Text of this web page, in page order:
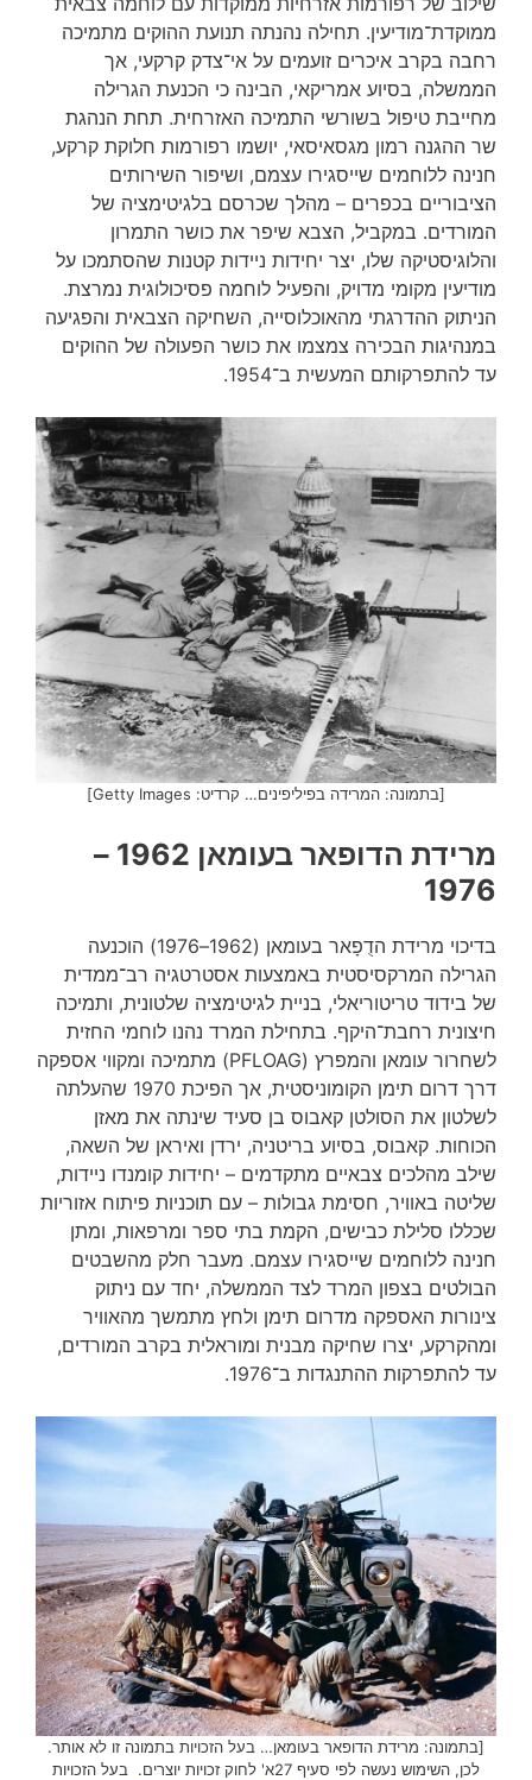
ממוקדת־מודיעין. תחילה נהנתה תנועת ההוקים מתמיכה
רחבה בקרב איכרים זועמים על אי־צדק קרקעי, אך
הממשלה, בסיוע אמריקאי, הבינה כי הכנעת הגרילה
מחייבת טיפול בשורשי התמיכה האזרחית. תחת הנהגת
שר ההגנה רמון מגסאיסאי, יושמו רפורמות חלוקת קרקע,
חנינה ללוחמים שייסגירו עצמם, ושיפור השירותים
הציבוריים בכפרים – מהלך שכרסם בלגיטימציה של
המורדים. במקביל, הצבא שיפר את כושר התמרון
והלוגיסטיקה שלו, יצר יחידות ניידות קטנות שהסתמכו על
מודיעין מקומי מדויק, והפעיל לוחמה פסיכולוגית נמרצת.
הניתוק ההדרגתי מהאוכלוסייה, השחיקה הצבאית והפגיעה
במנהיגות הבכירה צמצמו את כושר הפעולה של ההוקים
עד להתפרקותם המעשית ב־1954.
[בתמונה: המרידה בפיליפינים… קרדיט: Getty Images]
מרידת הדופאר בעומאן 1962 –
1976
בדיכוי מרידת הדֻפָאר בעומאן (1962–1976) הוכנעה
הגרילה המרקסיסטית באמצעות אסטרטגיה רב־ממדית
של בידוד טריטוריאלי, בניית לגיטימציה שלטונית, ותמיכה
חיצונית רחבת־היקף. בתחילת המרד נהנו לוחמי החזית
לשחרור עומאן והמפרץ (PFLOAG) מתמיכה ומקווי אספקה
דרך דרום תימן הקומוניסטית, אך הפיכת 1970 שהעלתה
לשלטון את הסולטן קאבוס בן סעיד שינתה את מאזן
הכוחות. קאבוס, בסיוע בריטניה, ירדן ואיראן של השאה,
שילב מהלכים צבאיים מתקדמים – יחידות קומנדו ניידות,
שליטה באוויר, חסימת גבולות – עם תוכניות פיתוח אזוריות
שכללו סלילת כבישים, הקמת בתי ספר ומרפאות, ומתן
חנינה ללוחמים שייסגירו עצמם. מעבר חלק מהשבטים
הבולטים בצפון המרד לצד הממשלה, יחד עם ניתוק
צינורות האספקה מדרום תימן ולחץ מתמשך מהאוויר
ומהקרקע, יצרו שחיקה מבנית ומוראלית בקרב המורדים,
עד להתפרקות ההתנגדות ב־1976.
[בתמונה: מרידת הדופאר בעומאן… בעל הזכויות בתמונה זו לא אותר.
לכן, השימוש נעשה לפי סעיף 27א' לחוק זכויות יוצרים. בעל הזכויות